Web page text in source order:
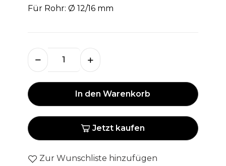
Für Rohr: Ø 12/16 mm
In den Warenkorb
Jetzt kaufen
Zur Wunschliste hinzufügen